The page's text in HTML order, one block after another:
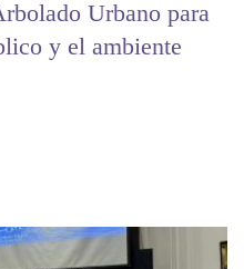
Urbano para
y el ambiente